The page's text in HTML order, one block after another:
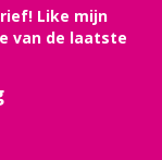
Like mijn
van de laatste